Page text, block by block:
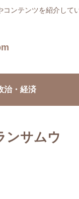
ンテンツを紹介して
治・経済
ンサムウ